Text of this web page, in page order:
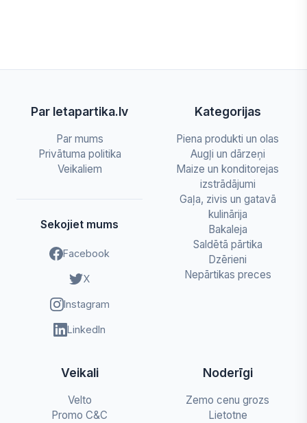
Par letapartika.lv
Par mums
Privātuma politika
Veikaliem
Sekojiet mums
Facebook
X
Instagram
LinkedIn
Kategorijas
Piena produkti un olas
Augļi un dārzeņi
Maize un konditorejas
izstrādājumi
Gaļa, zivis un gatavā
kulinārija
Bakaleja
Saldētā pārtika
Dzērieni
Nepārtikas preces
Veikali
Velto
Promo C&C
Noderīgi
Zemo cenu grozs
Lietotne